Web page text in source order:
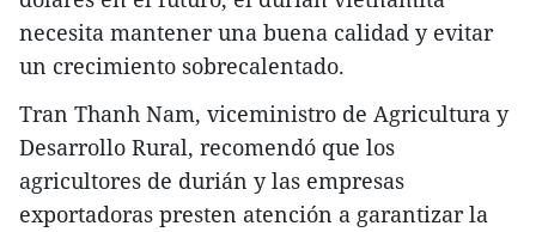
necesita mantener una buena calidad y evitar
un crecimiento sobrecalentado.
Tran Thanh Nam, viceministro de Agricultura y
Desarrollo Rural, recomendó que los
agricultores de durián y las empresas
exportadoras presten atención a garantizar la